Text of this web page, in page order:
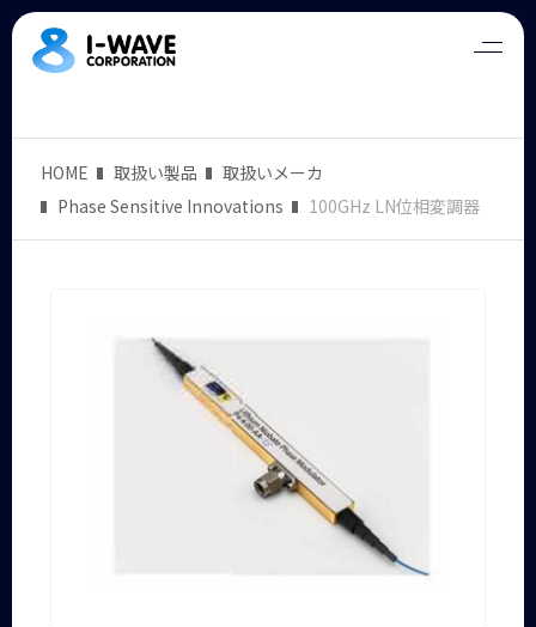
HOME 取扱い製品
取扱いメーカ
Phase Sensitive Innovations
100GHz LN位相変調器